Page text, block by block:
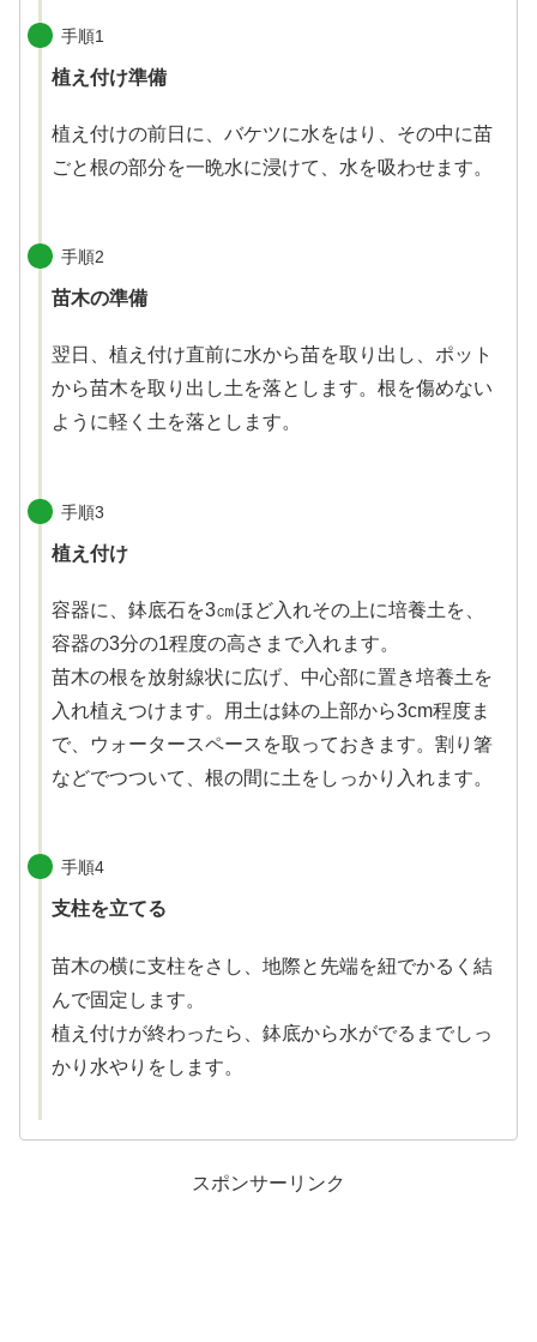
手順1
植え付け準備
植え付けの前日に、バケツに水をはり、その中に苗
ごと根の部分を一晩水に浸けて、水を吸わせます。
手順2
苗木の準備
翌日、植え付け直前に水から苗を取り出し、ポット
から苗木を取り出し土を落とします。根を傷めない
ように軽く土を落とします。
手順3
植え付け
容器に、鉢底石を3㎝ほど入れその上に培養土を、
容器の3分の1程度の高さまで入れます。
苗木の根を放射線状に広げ、中心部に置き培養土を
入れ植えつけます。用土は鉢の上部から3cm程度ま
で、ウォータースペースを取っておきます。割り箸
などでつついて、根の間に土をしっかり入れます。
手順4
支柱を立てる
苗木の横に支柱をさし、地際と先端を紐でかるく結
んで固定します。
植え付けが終わったら、鉢底から水がでるまでしっ
かり水やりをします。
スポンサーリンク